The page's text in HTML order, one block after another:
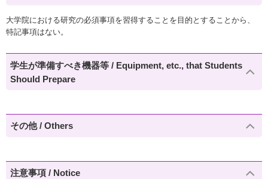
大学院における研究の必須事項を習得することを目的とすることから、
特記事項はない。
学生が準備すべき機器等 / Equipment, etc., that Students
Should Prepare
その他 / Others
注意事項 / Notice